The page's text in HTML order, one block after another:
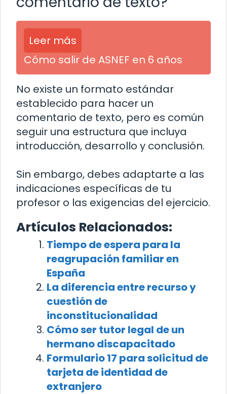
Leer más
Cómo salir de ASNEF en 6 años
No existe un formato estándar
establecido para hacer un
comentario de texto, pero es común
seguir una estructura que incluya
introducción, desarrollo y conclusión.
Sin embargo, debes adaptarte a las
indicaciones específicas de tu
profesor o las exigencias del ejercicio.
Artículos Relacionados:
Tiempo de espera para la
reagrupación familiar en
España
La diferencia entre recurso y
cuestión de
inconstitucionalidad
Cómo ser tutor legal de un
hermano discapacitado
Formulario 17 para solicitud de
tarjeta de identidad de
extranjero